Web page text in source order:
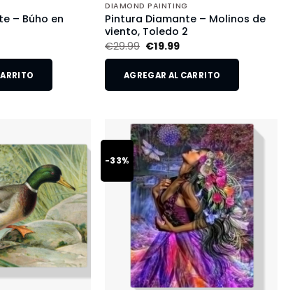
– Búho en
DIAMOND PAINTING
Pintura Diamante – Molinos de
viento, Toledo 2
€29.99 €19.99
AGREGAR AL CARRITO
-33%